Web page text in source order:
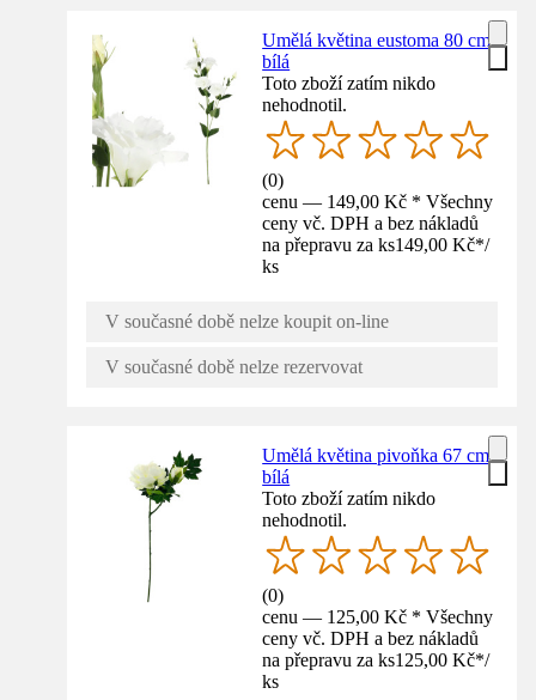
Umělá květina eustoma 80 cm
bílá
Toto zboží zatím nikdo
nehodnotil.
(0)
cenu — 149,00 Kč * Všechny
ceny vč. DPH a bez nákladů
na přepravu za ks149,00 Kč*/
ks
V současné době nelze koupit on-line
V současné době nelze rezervovat
Umělá květina pivoňka 67 cm
bílá
Toto zboží zatím nikdo
nehodnotil.
(0)
cenu — 125,00 Kč * Všechny
ceny vč. DPH a bez nákladů
na přepravu za ks125,00 Kč*/
ks